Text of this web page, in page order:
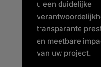
u een duidelijke
transparante
en meetbare
van uw project.